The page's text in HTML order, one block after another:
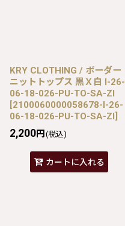
KRY CLOTHING / ボーダー
ニットトップス 黒Ｘ白 I-26-
06-18-026-PU-TO-SA-ZI
[2100060000058678-I-26-
06-18-026-PU-TO-SA-ZI]
2,200円 (税込)
カートに入れる